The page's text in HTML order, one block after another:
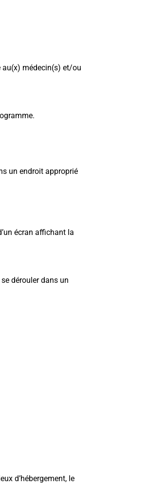
au(x) médecin(s) et/ou
un endroit approprié
écran affichant la
dérouler dans un
d’hébergement, le